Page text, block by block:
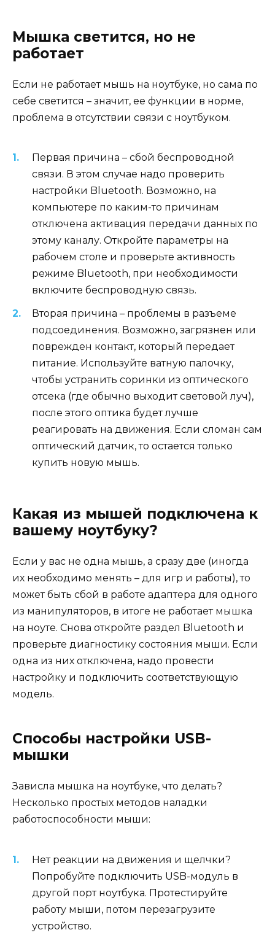
Мышка светится, но не
работает
Если не работает мышь на ноутбуке, но сама по
себе светится – значит, ее функции в норме,
проблема в отсутствии связи с ноутбуком.
Первая причина – сбой беспроводной
связи. В этом случае надо проверить
настройки Bluetooth. Возможно, на
компьютере по каким-то причинам
отключена активация передачи данных по
этому каналу. Откройте параметры на
рабочем столе и проверьте активность
режиме Bluetooth, при необходимости
включите беспроводную связь.
Вторая причина – проблемы в разъеме
подсоединения. Возможно, загрязнен или
поврежден контакт, который передает
питание. Используйте ватную палочку,
чтобы устранить соринки из оптического
отсека (где обычно выходит световой луч),
после этого оптика будет лучше
реагировать на движения. Если сломан сам
оптический датчик, то остается только
купить новую мышь.
Какая из мышей подключена к
вашему ноутбуку?
Если у вас не одна мышь, а сразу две (иногда
их необходимо менять – для игр и работы), то
может быть сбой в работе адаптера для одного
из манипуляторов, в итоге не работает мышка
на ноуте. Снова откройте раздел Bluetooth и
проверьте диагностику состояния мыши. Если
одна из них отключена, надо провести
настройку и подключить соответствующую
модель.
Способы настройки USB-
мышки
Зависла мышка на ноутбуке, что делать?
Несколько простых методов наладки
работоспособности мыши:
Нет реакции на движения и щелчки?
Попробуйте подключить USB-модуль в
другой порт ноутбука. Протестируйте
работу мыши, потом перезагрузите
устройство.